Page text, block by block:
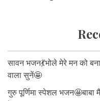
सावन भजन💃भोले मेरे मन को
वाला सुनें🤩
गुरु पूर्णिमा स्पेशल भजन🤩बाबा